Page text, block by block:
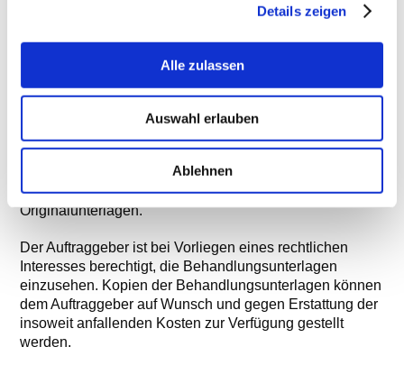
Details zeigen
Alle zulassen
Auswahl erlauben
Ablehnen
Auskunftserteilung
der Krankenunterlagen, insbesondere die
Aufzeichnungen über Laborergebnisse,
Untersuchungsbefunde und sämtliche Unterlagen
bildgebender Diagnostik (z.B. Röntgenbilder), stellen
Eigentum der Tierklinik Karthaus dar. Der Auftraggeber
hat insoweit keinen Anspruch auf Herausgabe von
Originalunterlagen.
Der Auftraggeber ist bei Vorliegen eines rechtlichen
Interesses berechtigt, die Behandlungsunterlagen
einzusehen. Kopien der Behandlungsunterlagen können
dem Auftraggeber auf Wunsch und gegen Erstattung der
insoweit anfallenden Kosten zur Verfügung gestellt
werden.